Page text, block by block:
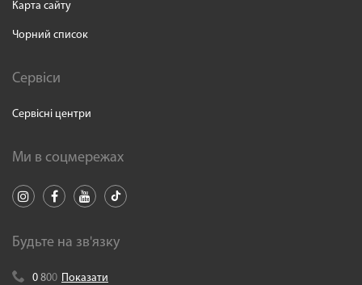
Карта сайту
Чорний список
Сервіси
Сервісні центри
Ми в соцмережах
Будьте на зв'язку
0 800 Показати